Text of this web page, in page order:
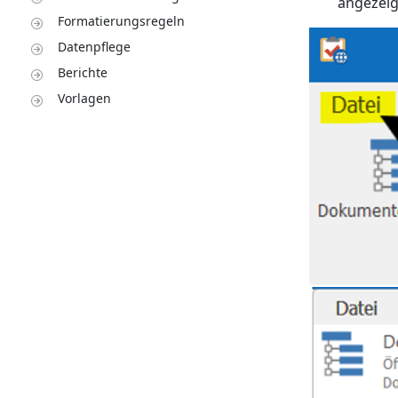
Formatierungsregeln
Datenpflege
Berichte
Vorlagen